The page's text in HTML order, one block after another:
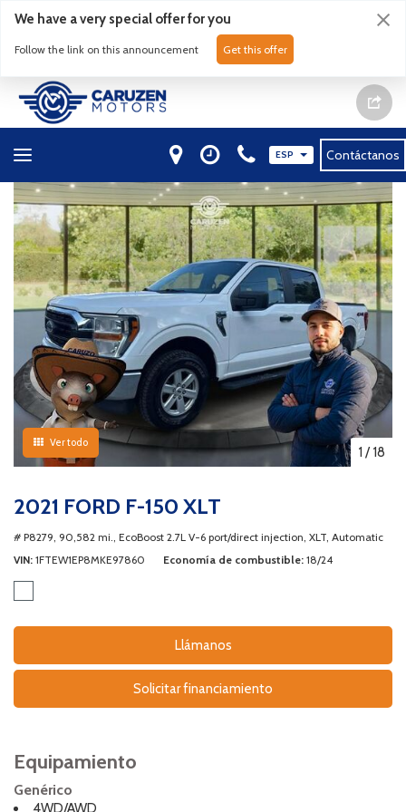
We have a very special offer for you
Follow the link on this announcement Get this offer
ESP Contáctanos
Ver todo
1 /18
2021 FORD F-150 XLT
# P8279, 90,582 mi., EcoBoost 2.7L V-6 port/direct injection, XLT, Automatic
VIN 1FTEW1EP8MKE97860 Economía de combustible 18/24
Llámanos
Solicitar financiamiento
Equipamiento
Genérico
4WD/AWD